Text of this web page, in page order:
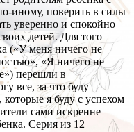
иному, поверить в силы
уверенно и спокойно
детей. Для того
(«У меня ничего не
«Я ничего не
перешли в
все, за что буду
которые я буду с успехом
сами искренне
Серия из 12